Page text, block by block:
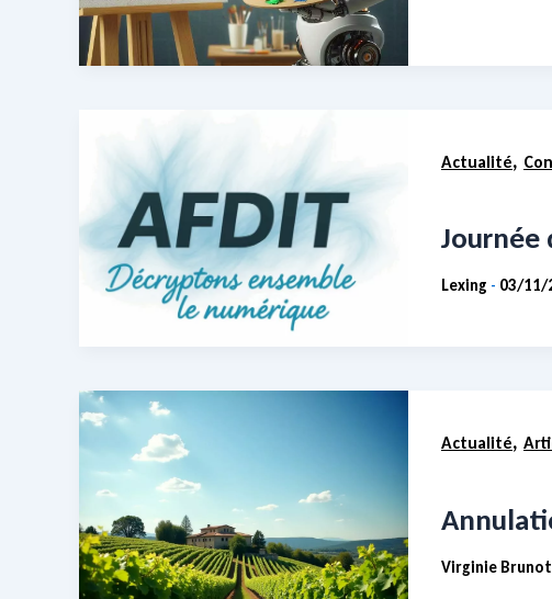
Actualité,
Journée
Lexing - 03/11/
Actualité,
Virginie Brunot